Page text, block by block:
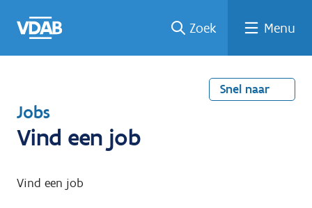
naar
een
een
job
naar
Zoek Menu
Snel naar
T
e
u
Jobs
Vind een job
Vind een job